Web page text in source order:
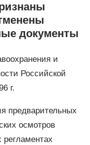
документы
и
Российской
г.
предварительных
осмотров